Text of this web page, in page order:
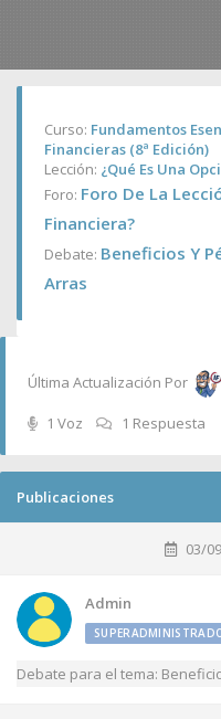
Curso: Fundamentos
Financieras (8ª Edición)
Lección: ¿Qué Es Una
Foro: Foro De La
Financiera?
Debate: Beneficios Y
Arras
Última Actualización Por
1 Voz 1 Respuesta
Publicaciones
03/
Admin
Debate para el tema: